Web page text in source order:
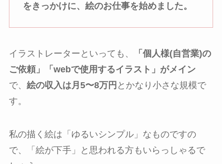
をきっかけに、絵のお仕事を始めました。
イラストレーターといっても、
「個人様(自営業)の
ご依頼」「webで使用するイラスト」がメイン
で、 絵の収入 は月5〜8万円 とかなり小さな規模で
す。
私の描く絵は「ゆるいシンプル」なものですの
で、「絵が下手」と思われる方もいらっしゃるで